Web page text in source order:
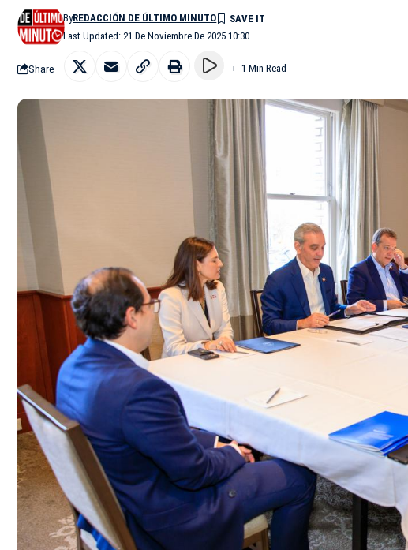
Last Updated: 21 De Noviembre De 2025 10:30
ByREDACCIÓN DE ÚLTIMO MINUTO
Share 1 Min Read